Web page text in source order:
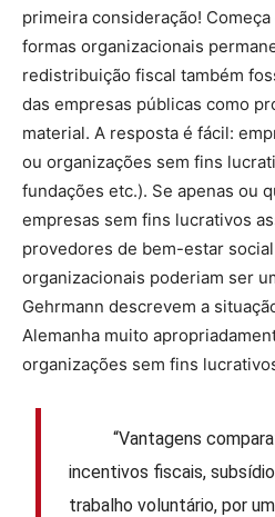
primeira consideração!
formas organizacionais
redistribuição fiscal também
das empresas públicas como
material. A resposta é fácil:
ou organizações sem fins
fundações etc.). Se apenas ou
empresas sem fins lucrativos
provedores de bem-estar
organizacionais poderiam ser
Gehrmann descrevem a
Alemanha muito
organizações sem fins
“Vantagens
incentivos fiscais,
trabalho voluntário, por